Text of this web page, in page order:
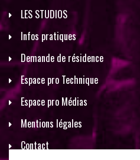
LES STUDIOS
Infos pratiques
Demande de résidence
Espace pro Technique
Espace pro Médias
Mentions légales
Contact